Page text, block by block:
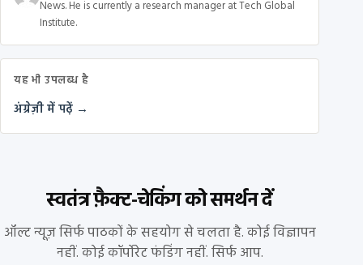
News. He is currently a research manager at Tech Global
Institute.
यह भी उपलब्ध है
अंग्रेज़ी में पढ़ें →
स्वतंत्र फ़ैक्ट-चेकिंग को समर्थन दें
ऑल्ट न्यूज़ सिर्फ पाठकों के सहयोग से चलता है. कोई विज्ञापन
नहीं. कोई कॉर्पोरेट फंडिंग नहीं. सिर्फ आप.